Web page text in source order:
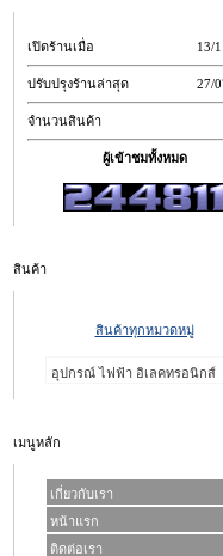
เปิดร้านเมื่อ 13/
ปรับปรุงร้านล่าสุด 27/
จำนวนสินค้า
ผู้เข้าชมทั้งหมด
สินค้า
สินค้าทุกหมวดหมู่
อุปกรณ์ ไฟฟ้า อิเลคทรอนิกส์
เมนูหลัก
เกี่ยวกับเรา
หน้าแรก
ติดต่อเรา